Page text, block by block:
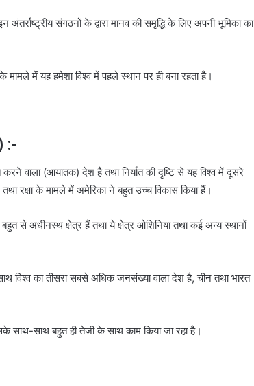
संगठनों के द्वारा मानव की समृद्धि के लिए अपनी भूमिका का
में यह हमेशा विश्व में पहले स्थान पर ही बना रहता है।
:-
वाला (आयातक) देश है तथा निर्यात की दृष्टि से यह विश्व में दूसरे
रक्षा के मामले में अमेरिका ने बहुत उच्च विकास किया हैं।
से अधीनस्थ क्षेत्र हैं तथा ये क्षेत्र ओशिनिया तथा कई अन्य स्थानों
विश्व का तीसरा सबसे अधिक जनसंख्या वाला देश है, चीन तथा भारत
साथ बहुत ही तेजी के साथ काम किया जा रहा है।